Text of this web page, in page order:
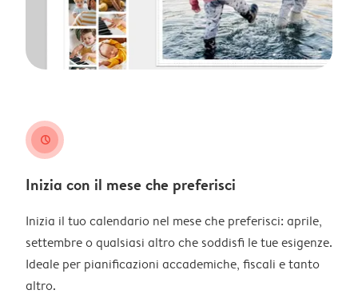
clock
Inizia con il mese che preferisci
Inizia il tuo calendario nel mese che preferisci: aprile,
settembre o qualsiasi altro che soddisfi le tue esigenze.
Ideale per pianificazioni accademiche, fiscali e tanto
altro.